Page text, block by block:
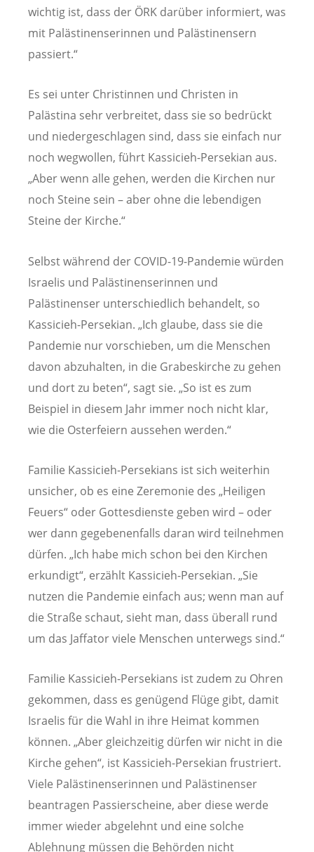
wichtig ist, dass der ÖRK darüber informiert, was
mit Palästinenserinnen und Palästinensern
passiert.“
Es sei unter Christinnen und Christen in
Palästina sehr verbreitet, dass sie so bedrückt
und niedergeschlagen sind, dass sie einfach nur
noch wegwollen, führt Kassicieh-Persekian aus.
„Aber wenn alle gehen, werden die Kirchen nur
noch Steine sein – aber ohne die lebendigen
Steine der Kirche.“
Selbst während der COVID-19-Pandemie würden
Israelis und Palästinenserinnen und
Palästinenser unterschiedlich behandelt, so
Kassicieh-Persekian. „Ich glaube, dass sie die
Pandemie nur vorschieben, um die Menschen
davon abzuhalten, in die Grabeskirche zu gehen
und dort zu beten“, sagt sie. „So ist es zum
Beispiel in diesem Jahr immer noch nicht klar,
wie die Osterfeiern aussehen werden.“
Familie Kassicieh-Persekians ist sich weiterhin
unsicher, ob es eine Zeremonie des „Heiligen
Feuers“ oder Gottesdienste geben wird – oder
wer dann gegebenenfalls daran wird teilnehmen
dürfen. „Ich habe mich schon bei den Kirchen
erkundigt“, erzählt Kassicieh-Persekian. „Sie
nutzen die Pandemie einfach aus; wenn man auf
die Straße schaut, sieht man, dass überall rund
um das Jaffator viele Menschen unterwegs sind.“
Familie Kassicieh-Persekians ist zudem zu Ohren
gekommen, dass es genügend Flüge gibt, damit
Israelis für die Wahl in ihre Heimat kommen
können. „Aber gleichzeitig dürfen wir nicht in die
Kirche gehen“, ist Kassicieh-Persekian frustriert.
Viele Palästinenserinnen und Palästinenser
beantragen Passierscheine, aber diese werde
immer wieder abgelehnt und eine solche
Ablehnung müssen die Behörden nicht